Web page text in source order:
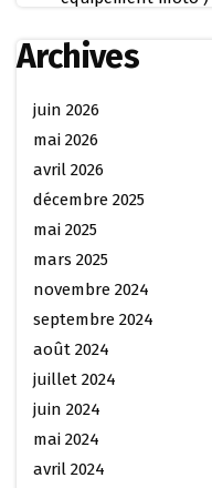
Archives
juin 2026
mai 2026
avril 2026
décembre 2025
mai 2025
mars 2025
novembre 2024
septembre 2024
août 2024
juillet 2024
juin 2024
mai 2024
avril 2024